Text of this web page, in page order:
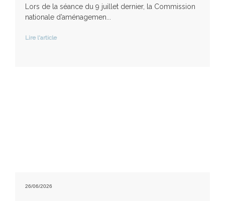
Lors de la séance du 9 juillet dernier, la Commission
nationale d’aménagemen...
Lire l'article
26/06/2026